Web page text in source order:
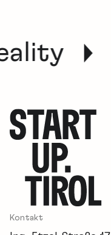
Kontakt